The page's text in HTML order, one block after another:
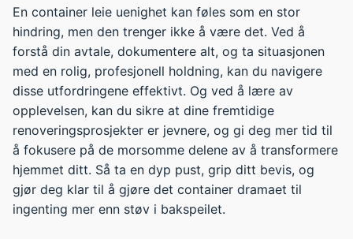
En container leie uenighet kan føles som en stor
hindring, men den trenger ikke å være det. Ved å
forstå din avtale, dokumentere alt, og ta situasjonen
med en rolig, profesjonell holdning, kan du navigere
disse utfordringene effektivt. Og ved å lære av
opplevelsen, kan du sikre at dine fremtidige
renoveringsprosjekter er jevnere, og gi deg mer tid til
å fokusere på de morsomme delene av å transformere
hjemmet ditt. Så ta en dyp pust, grip ditt bevis, og
gjør deg klar til å gjøre det container dramaet til
ingenting mer enn støv i bakspeilet.